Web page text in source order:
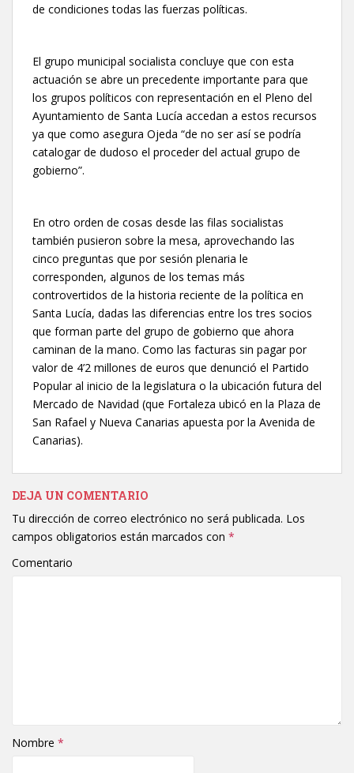
de condiciones todas las fuerzas políticas.
El grupo municipal socialista concluye que con esta
actuación se abre un precedente importante para que
los grupos políticos con representación en el Pleno del
Ayuntamiento de Santa Lucía accedan a estos recursos
ya que como asegura Ojeda “de no ser así se podría
catalogar de dudoso el proceder del actual grupo de
gobierno”.
En otro orden de cosas desde las filas socialistas
también pusieron sobre la mesa, aprovechando las
cinco preguntas que por sesión plenaria le
corresponden, algunos de los temas más
controvertidos de la historia reciente de la política en
Santa Lucía, dadas las diferencias entre los tres socios
que forman parte del grupo de gobierno que ahora
caminan de la mano. Como las facturas sin pagar por
valor de 4’2 millones de euros que denunció el Partido
Popular al inicio de la legislatura o la ubicación futura del
Mercado de Navidad (que Fortaleza ubicó en la Plaza de
San Rafael y Nueva Canarias apuesta por la Avenida de
Canarias).
DEJA UN COMENTARIO
Tu dirección de correo electrónico no será publicada. Los
campos obligatorios están marcados con *
Comentario
Nombre *